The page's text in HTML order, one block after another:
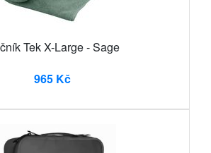
Tek X-Large - Sage
965 Kč